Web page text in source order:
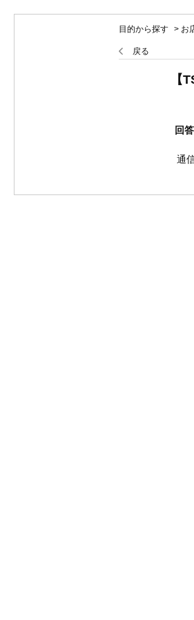
目的から探す > お
戻る
【
回答
通